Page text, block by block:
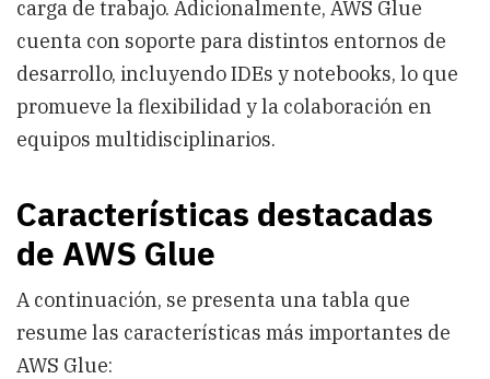
carga de trabajo. Adicionalmente, AWS Glue
cuenta con soporte para distintos entornos de
desarrollo, incluyendo IDEs y notebooks, lo que
promueve la flexibilidad y la colaboración en
equipos multidisciplinarios.
Características destacadas
de AWS Glue
A continuación, se presenta una tabla que
resume las características más importantes de
AWS Glue: